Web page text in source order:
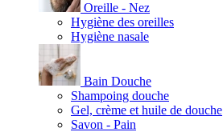
Oreille - Nez
Hygiène des oreilles
Hygiène nasale
Bain Douche
Shampoing douche
Gel, crème et huile de douche
Savon - Pain